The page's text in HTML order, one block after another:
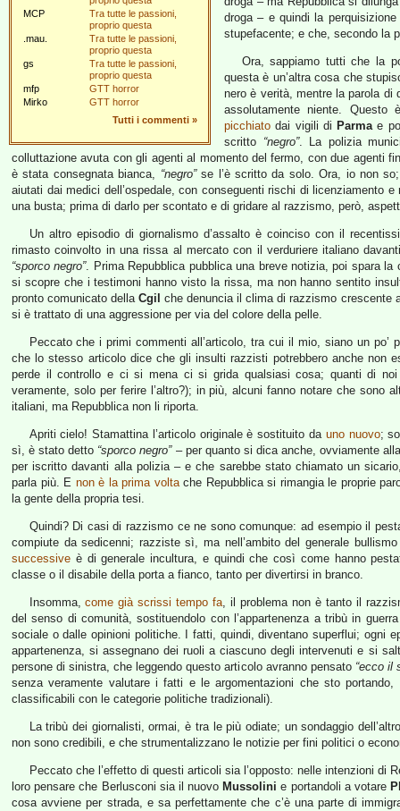
MCP
Tra tutte le passioni,
proprio questa
.mau.
Tra tutte le passioni,
proprio questa
gs
Tra tutte le passioni,
proprio questa
mfp
GTT horror
Mirko
GTT horror
Tutti i commenti »
droga – e quindi la
stupefacente; e che, secondo la
Ora, sappiamo tutti che la
questa è un’altra cosa che
nero è verità, mentre la parola
assolutamente niente.
picchiato dai vigili di Parmae
scritto “negro”. La polizia
colluttazione avuta con gli agenti al momento del fermo, con due agenti
è stata consegnata bianca, “negro”se l’è scritto da solo. Ora, io non
aiutati dai medici dell’ospedale, con conseguenti rischi di licenziamento
una busta; prima di darlo per scontato e di gridare al razzismo, però,
Un altro episodio di giornalismo d’assalto è coinciso con il
rimasto coinvolto in una rissa al mercato con il verduriere italiano
“sporco negro”. Prima Repubblica pubblica una breve notizia, poi spara
si scopre che i testimoni hanno visto la rissa, ma non hanno sentito
pronto comunicato dellaCgil che denuncia il clima di razzismo crescente
si è trattato di una aggressione per via del colore della pelle.
Peccato che i primi commenti all’articolo, tra cui il mio, siano un
che lo stesso articolo dice che gli insulti razzisti potrebbero anche
perde il controllo e ci si mena ci si grida qualsiasi cosa; quanti di
veramente, solo per ferire l’altro?); in più, alcuni fanno notare che sono
italiani, ma Repubblica non li riporta.
Apriti cielo! Stamattina l’articolo originale è sostituito da uno nuovo;
sì, è stato detto “sporco negro”– per quanto si dica anche, ovviamente
per iscritto davanti alla polizia – e che sarebbe stato chiamato un
parla più. E non è la prima voltache Repubblica si rimangia le proprie
la gente della propria tesi.
Quindi? Di casi di razzismo ce ne sono comunque: ad esempio il
compiute da sedicenni; razziste sì, ma nell’ambito del generale
successive è di generale incultura, e quindi che così come hanno
classe o il disabile della porta a fianco, tanto per divertirsi in branco.
Insomma,come già scrissi tempo fa, il problema non è tanto il
del senso di comunità, sostituendolo con l’appartenenza a tribù in
sociale o dalle opinioni politiche. I fatti, quindi, diventano superflui; ogni
appartenenza, si assegnano dei ruoli a ciascuno degli intervenuti e si
persone di sinistra, che leggendo questo articolo avranno pensato “ecco il
senza veramente valutare i fatti e le argomentazioni che sto
classificabili con le categorie politiche tradizionali).
La tribù dei giornalisti, ormai, è tra le più odiate; un sondaggio
non sono credibili, e che strumentalizzano le notizie per fini politici o
Peccato che l’effetto di questi articoli sia l’opposto: nelle intenzioni di
loro pensare che Berlusconi sia il nuovo Mussolini e portandoli a votare
cosa avviene per strada, e sa perfettamente che c’è una parte di